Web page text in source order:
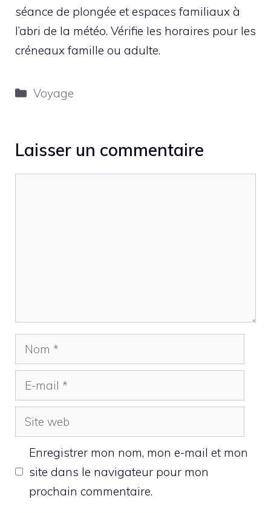
séance de plongée et espaces familiaux à
l’abri de la météo. Vérifie les horaires pour les
créneaux famille ou adulte.
Catégories
Voyage
Laisser un commentaire
Nom
mail
Site
web
Enregistrer mon nom, mon e-mail et mon
site dans le navigateur pour mon
prochain commentaire.